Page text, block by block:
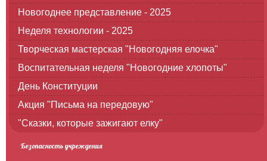
Новогоднее представление - 2025
Неделя технологии - 2025
Творческая мастерская "Новогодняя елочка"
Воспитательная неделя "Новогодние хлопоты"
День Конституции
Акция "Письма на передовую"
"Сказки, которые зажигают елку"
Безопасность учреждения